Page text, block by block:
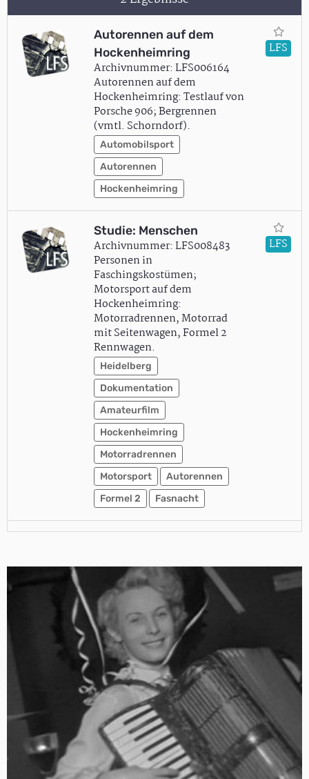
Autorennen auf dem
Hockenheimring
Archivnummer: LFS006164
Autorennen auf dem
Hockenheimring: Testlauf von
Porsche 906; Bergrennen
(vmtl. Schorndorf).
Automobilsport
Autorennen
Hockenheimring
LFS
Studie: Menschen
Archivnummer: LFS008483
Personen in
Faschingskostümen;
Motorsport auf dem
Hockenheimring:
Motorradrennen, Motorrad
mit Seitenwagen, Formel 2
Rennwagen.
Heidelberg
Dokumentation
Amateurfilm
Hockenheimring
Motorradrennen
Motorsport
Autorennen
Formel 2
Fasnacht
LFS